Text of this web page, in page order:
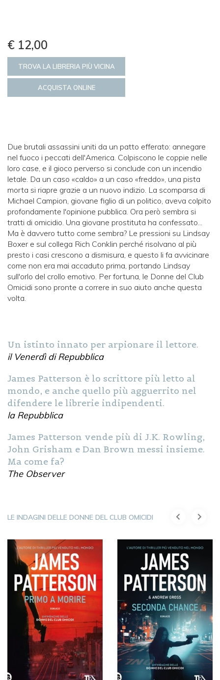
€ 12,00
TROVA LA LIBRERIA PIÙ VICINA
ACQUISTA ONLINE
Due brutali assassini uniti da un patto efferato: annegare
nel fuoco i peccati dell'America. Colpiscono le coppie nelle
loro case, e il gioco perverso si conclude con un incendio
letale. Da un caso «caldo» a un caso «freddo», una pista
morta si riapre grazie a un nuovo indizio. La scomparsa di
Michael Campion, giovane figlio di un politico, aveva colpito
profondamente l'opinione pubblica. Ora però sembra si
tratti di omicidio. Una giovane prostituta ha confessato...
Ma è davvero tutto come sembra? Le pressioni su Lindsay
Boxer e sul collega Rich Conklin perché risolvano al più
presto i casi crescono a dismisura, e questo li fa avvicinare
come non era mai accaduto prima, portando Lindsay
sull'orlo del crollo emotivo. Per fortuna, le Donne del Club
Omicidi sono pronte a correre in suo aiuto anche questa
volta.
Un istinto innato per arpionare il lettore.
il Venerdì di Repubblica
James Patterson è lo scrittore più letto al
mondo, e anche quello più agguerrito nel
difendere le librerie indipendenti.
la Repubblica
James Patterson vende più di J.K. Rowling,
John Grisham e Dan Brown messi insieme.
Ma come fa?
The Observer
LE INDAGINI DELLE DONNE DEL CLUB OMICIDI